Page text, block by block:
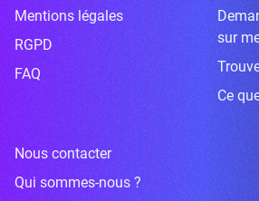
Mentions légales
RGPD
FAQ
sur
Ce
Nous contacter
Qui sommes-nous ?